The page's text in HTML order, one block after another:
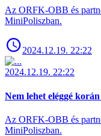
Az ORFK-OBB és
MiniPoliszban.
2024.12.19. 22:22
2024.12.19. 22:22
Nem lehet eléggé
Az ORFK-OBB és
MiniPoliszban.